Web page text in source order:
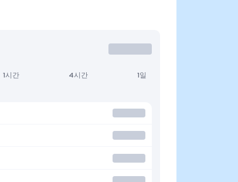
1시간 4시간 1일